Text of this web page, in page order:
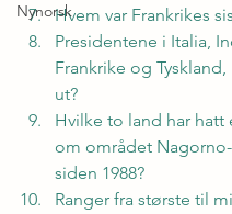
NynorskHvem var Frankrikes
Presidentene i Italia,
Frankrike og Tyskland,
ut?
Hvilke to land har hatt
om området
siden 1988?
Ranger fra største til